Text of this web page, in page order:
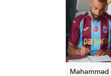
Məhəmməd